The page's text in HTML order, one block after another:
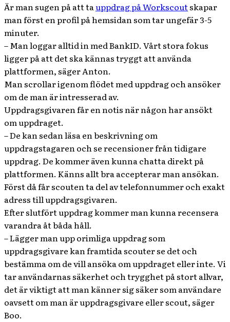
Är man sugen på att tauppdrag på Workscoutskapar
man först en profil på hemsidan som tar ungefär 3-5
minuter.
– Man loggar alltid in med BankID. Vårt stora fokus
ligger på att det ska kännas tryggt att använda
plattformen, säger Anton.
Man scrollar igenom flödet med uppdrag och ansöker
om de man är intresserad av.
Uppdragsgivaren får en notis när någon har ansökt
om uppdraget.
– De kan sedan läsa en beskrivning om
uppdragstagaren och se recensioner från tidigare
uppdrag. De kommer även kunna chatta direkt på
plattformen. Känns allt bra accepterar man ansökan.
Först då får scouten ta del av telefonnummer och exakt
adress till uppdragsgivaren.
Efter slutfört uppdrag kommer man kunna recensera
varandra åt båda håll.
– Lägger man upp orimliga uppdrag som
uppdragsgivare kan framtida scouter se det och
bestämma om de vill ansöka om uppdraget eller inte. Vi
tar användarnas säkerhet och trygghet på stort allvar,
det är viktigt att man känner sig säker som användare
oavsett om man är uppdragsgivare eller scout, säger
Boo.